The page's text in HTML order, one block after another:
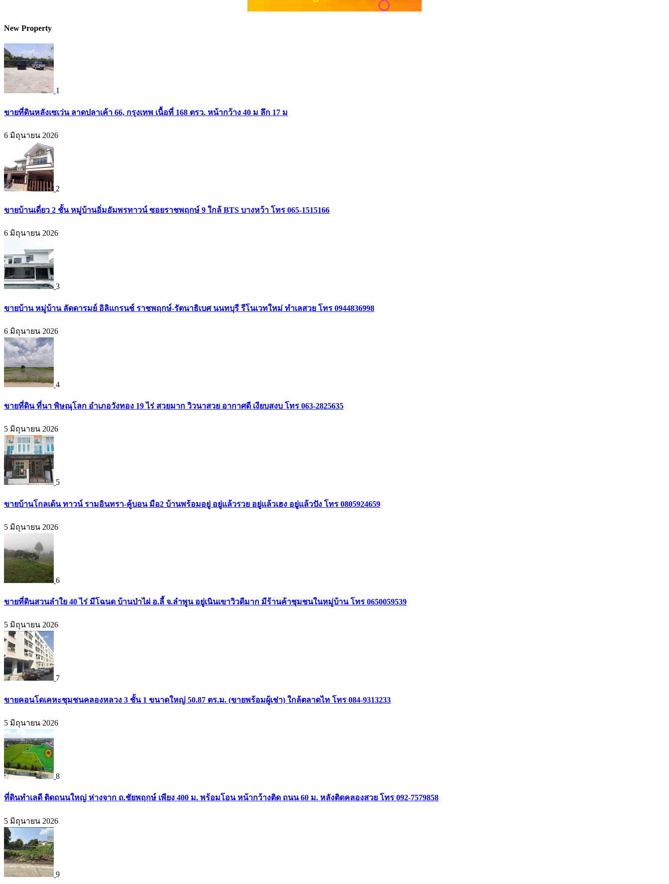
New Property
1
ขายที่ดินหลังเซเว่น ลาดปลาเค้า 66, กรุงเทพ เนื้อที่ 168 ตรว. หน้ากว้าง 40 ม ลึก 17 ม
6 มิถุนายน 2026
2
ขายบ้านเดี่ยว 2 ชั้น หมู่บ้านอิ่มอัมพรทาวน์ ซอยราชพฤกษ์ 9 ใกล้ BTS บางหว้า โทร 065-1515166
6 มิถุนายน 2026
3
ขายบ้าน หมู่บ้าน ลัดดารมย์ อิลิแกรนช์ ราชพฤกษ์-รัตนาธิเบศ นนทบุรี รีโนเวทใหม่ ทำเลสวย โทร 0944836998
6 มิถุนายน 2026
4
ขายที่ดิน ที่นา พิษณุโลก อำเภอวังทอง 19 ไร่ สวยมาก วิวนาสวย อากาศดี เงียบสงบ โทร 063-2825635
5 มิถุนายน 2026
5
ขายบ้านโกลเด้น ทาวน์ รามอินทรา-คู้บอน มือ2 บ้านพร้อมอยู่ อยู่แล้วรวย อยู่แล้วเฮง อยู่แล้วปัง โทร 0805924659
5 มิถุนายน 2026
6
ขายที่ดินสวนลำใย 40 ไร่ มีโฉนด บ้านป่าไผ่ อ.ลี้ จ.ลำพูน อยู่เนินเขาวิวดีมาก มีร้านค้าชุมชนในหมู่บ้าน โทร 0650059539
5 มิถุนายน 2026
7
ขายคอนโดเคหะชุมชนคลองหลวง 3 ชั้น 1 ขนาดใหญ่ 50.87 ตร.ม. (ขายพร้อมผู้เช่า) ใกล้ตลาดไท โทร 084-9313233
5 มิถุนายน 2026
8
ที่ดินทำเลดี ติดถนนใหญ่ ห่างจาก ถ.ชัยพฤกษ์ เพียง 400 ม. พร้อมโอน หน้ากว้างติด ถนน 60 ม. หลังติดคลองสวย โทร 092-7579858
5 มิถุนายน 2026
9